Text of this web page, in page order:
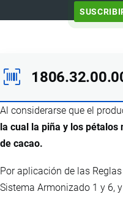
Al considerarse que el
la cual la piña y los
de cacao.
Por aplicación de las
Sistema Armonizado 1 y 6,